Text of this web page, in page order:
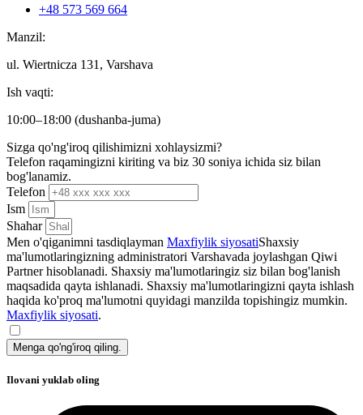
+48 573 569 664
Manzil:
ul. Wiertnicza 131, Varshava
Ish vaqti:
10:00–18:00 (dushanba-juma)
Sizga qo'ng'iroq qilishimizni xohlaysizmi?
Telefon raqamingizni kiriting va biz 30 soniya ichida siz bilan
bog'lanamiz.
Telefon
Ism
Shahar
Men o'qiganimni tasdiqlayman Maxfiylik siyosatiShaxsiy
ma'lumotlaringizning administratori Varshavada joylashgan Qiwi
Partner hisoblanadi. Shaxsiy ma'lumotlaringiz siz bilan bog'lanish
maqsadida qayta ishlanadi. Shaxsiy ma'lumotlaringizni qayta ishlash
haqida ko'proq ma'lumotni quyidagi manzilda topishingiz mumkin.
Maxfiylik siyosati.
Menga qo'ng'iroq qiling.
Ilovani yuklab oling